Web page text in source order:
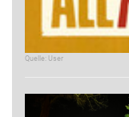
Quelle: User